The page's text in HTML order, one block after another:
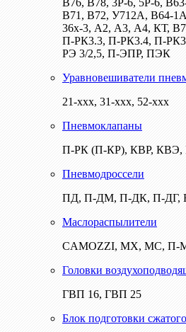
В76, В78, 3Р-6, 5Р-6,
В71, В72, У712А, В64-
36х-3, А2, А3, А4, КТ,
П-РК3.3, П-РК3.4, П-
РЭ 3/2,5, П-ЭПР, ПЭК
Уравновешиватели
21-ххх, 31-ххх, 52-ххх
Пневмоклапаны
П-РК (П-КР), КВР,
Пневмодроссели
ПД, П-ДМ, П-ДК, П-ДГ,
Маслораспылители
CAMOZZI, МХ, МС, П-
Головки
ГВП 16, ГВП 25
Блок подготовки